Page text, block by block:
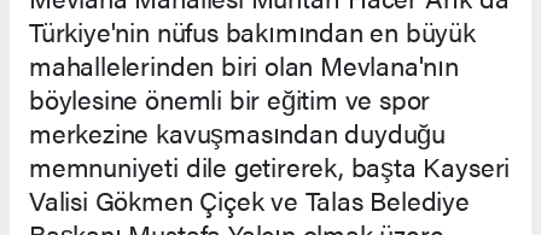
Türkiye'nin nüfus bakımından en büyük
mahallelerinden biri olan Mevlana'nın
böylesine önemli bir eğitim ve spor
merkezine kavuşmasından duyduğu
memnuniyeti dile getirerek, başta Kayseri
Valisi Gökmen Çiçek ve Talas Belediye